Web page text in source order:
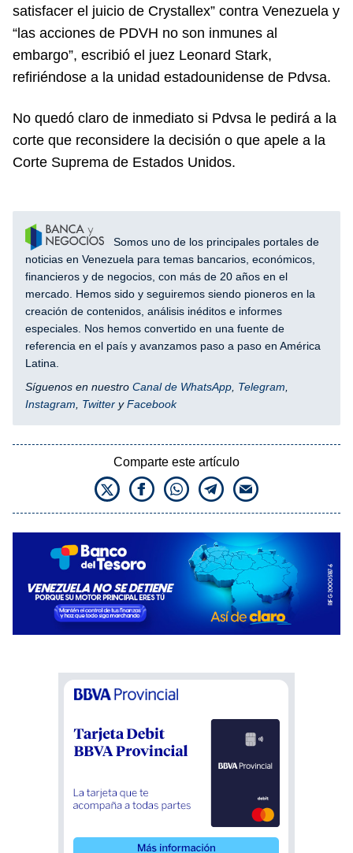
satisfacer el juicio de Crystallex” contra Venezuela y
“las acciones de PDVH no son inmunes al
embargo”, escribió el juez Leonard Stark,
refiriéndose a la unidad estadounidense de Pdvsa.
No quedó claro de inmediato si Pdvsa le pedirá a la
corte que reconsidere la decisión o que apele a la
Corte Suprema de Estados Unidos.
Somos uno de los principales portales de
noticias en Venezuela para temas bancarios, económicos,
financieros y de negocios, con más de 20 años en el
mercado. Hemos sido y seguiremos siendo pioneros en la
creación de contenidos, análisis inéditos e informes
especiales. Nos hemos convertido en una fuente de
referencia en el país y avanzamos paso a paso en América
Latina.
Síguenos en nuestro Canal de WhatsApp Telegram
Instagram
Twitter yFacebook
Comparte este artículo